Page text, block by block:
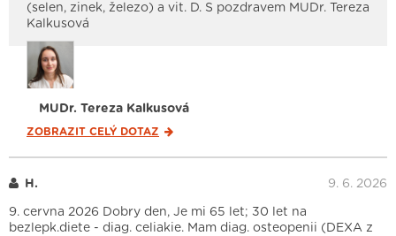
(selen, zinek, železo) a vit. D. S pozdravem MUDr. Tereza
Kalkusová
MUDr. Tereza Kalkusová
ZOBRAZIT CELÝ DOTAZ
H. 9. 6. 2026
9. cervna 2026 Dobry den, Je mi 65 let; 30 let na
bezlepk.diete - diag. celiakie. Mam diag. osteopenii (DEXA z